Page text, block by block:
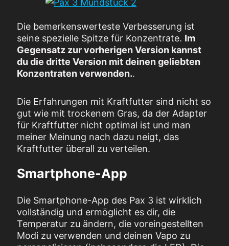
Die bemerkenswerteste Verbesserung ist
seine spezielle Spitze für Konzentrate. Im
Gegensatz zur vorherigen Version kannst
du die dritte Version mit deinen geliebten
Konzentraten verwenden..
Die Erfahrungen mit Kraftfutter sind nicht so
gut wie mit trockenem Gras, da der Adapter
für Kraftfutter nicht optimal ist und man
meiner Meinung nach dazu neigt, das
Kraftfutter überall zu verteilen.
Smartphone-App
Die Smartphone-App des Pax 3 ist wirklich
vollständig und ermöglicht es dir, die
Temperatur zu ändern, die voreingestellten
Modi zu verwenden und deinen Vapo zu